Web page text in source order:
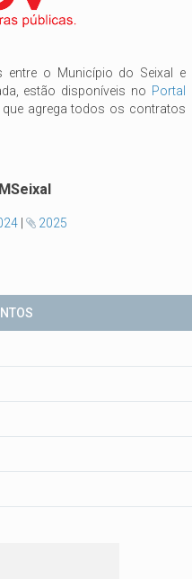
entre o Município do Seixal e
estão disponíveis no Portal
, que agrega todos os contratos
 2025